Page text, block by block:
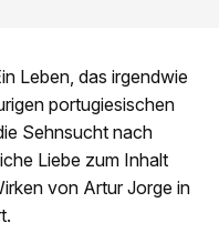
Leben, das irgendwie
portugiesischen
Sehnsucht nach
Liebe zum Inhalt
von Artur Jorge in